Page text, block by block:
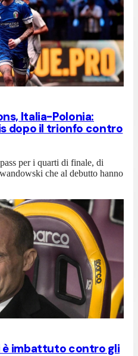
Italia-Polonia:
dopo il trionfo contro
per i quarti di finale, di
che al debutto hanno
è imbattuto contro gli